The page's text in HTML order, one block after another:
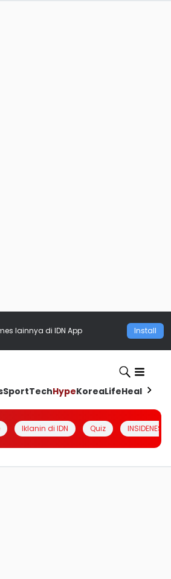
lainnya di IDN App Install
SportTechHypeKoreaLifeHealth
Iklanin di IDN Quiz INSIDENESIA